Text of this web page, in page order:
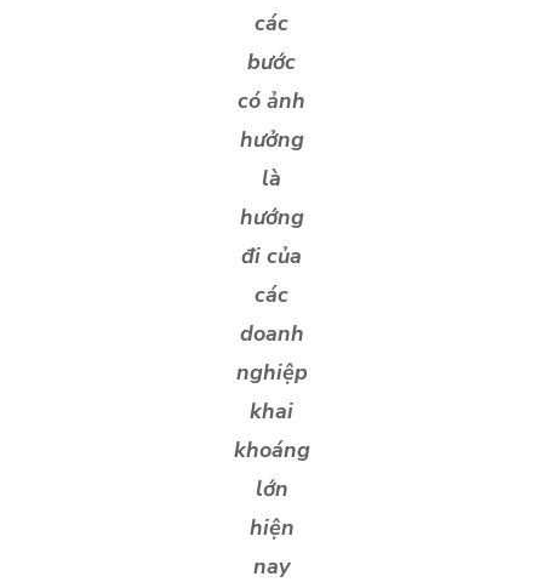
các
bước
có ảnh
hưởng
là
hướng
đi của
các
doanh
nghiệp
khai
khoáng
lớn
hiện
nay